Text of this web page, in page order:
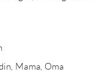
Mama, Oma